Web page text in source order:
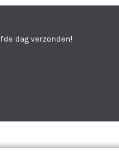
dag verzonden!